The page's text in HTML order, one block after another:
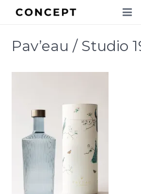
Pav’eau / Studio